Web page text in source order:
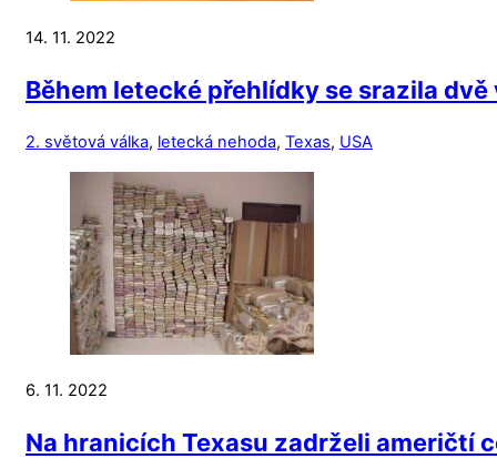
14. 11. 2022
Během letecké přehlídky se srazila
2. světová válka, letecká nehoda, Texas, USA
6. 11. 2022
Na hranicích Texasu zadrželi američtí